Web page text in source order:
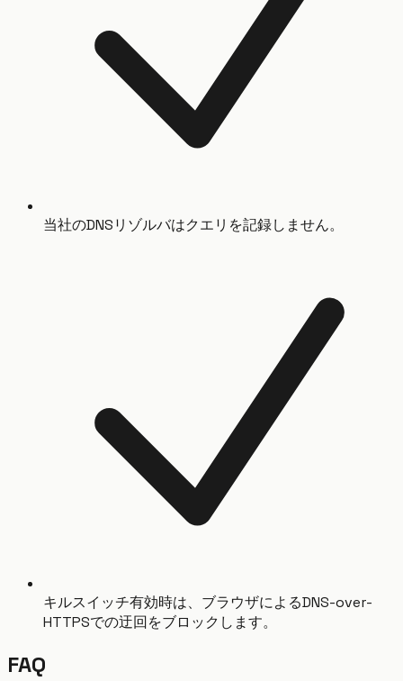
当社のDNSリゾルバはクエリを記録しません。
キルスイッチ有効時は、ブラウザによるDNS-over-
HTTPSでの迂回をブロックします。
FAQ